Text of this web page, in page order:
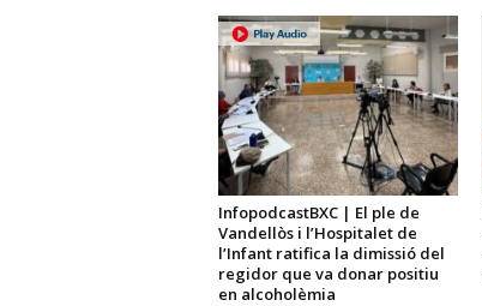
InfopodcastBXC | El ple de
Vandellòs i l’Hospitalet de
l’Infant ratifica la dimissió del
regidor que va donar positiu
en alcoholèmia